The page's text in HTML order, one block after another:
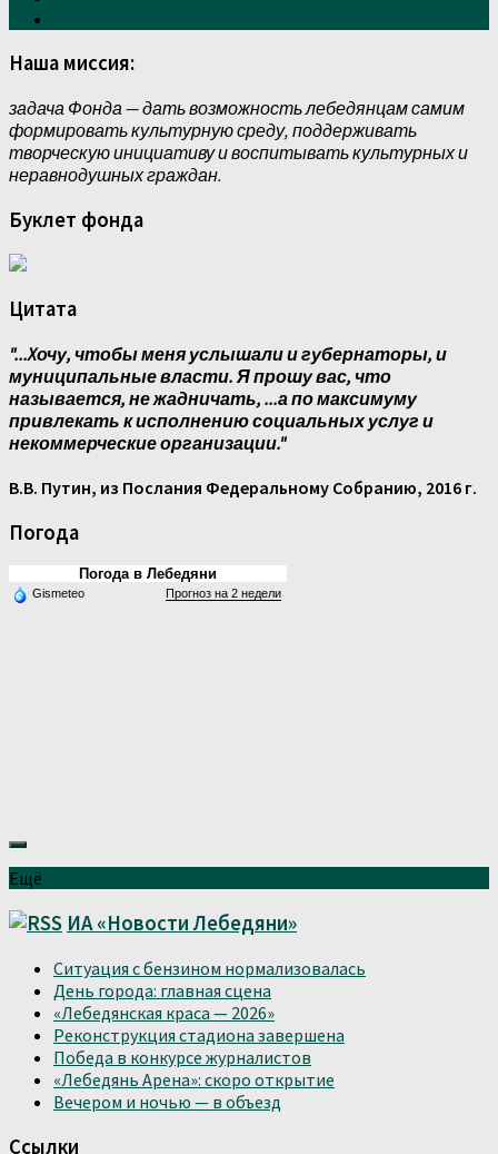
Наша миссия:
задача Фонда — дать возможность лебедянцам самим
формировать культурную среду, поддерживать
творческую инициативу и воспитывать культурных и
неравнодушных граждан.
Буклет фонда
Цитата
"...Xочу, чтобы меня услышали и губернаторы, и
муниципальные власти. Я прошу вас, что
называется, не жадничать, ...а по максимуму
привлекать к исполнению социальных услуг и
некоммерческие организации."
В.В. Путин, из Послания Федеральному Собранию, 2016 г.
Погода
Погода в Лебедяни
Gismeteo Прогноз на 2 недели
Ещё
ИА «Новости Лебедяни»
Ситуация с бензином нормализовалась
День города: главная сцена
«Лебедянская краса — 2026»
Реконструкция стадиона завершена
Победа в конкурсе журналистов
«Лебедянь Арена»: скоро открытие
Вечером и ночью — в объезд
Ссылки